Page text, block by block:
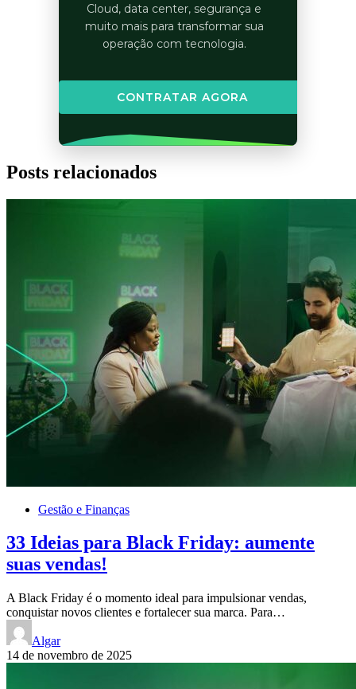
Cloud, data center, segurança e
muito mais para transformar sua
operação com tecnologia.
CONTRATAR AGORA
Posts relacionados
Gestão e Finanças
33 Ideias para Black Friday: aumente
suas vendas!
A Black Friday é o momento ideal para impulsionar vendas,
conquistar novos clientes e fortalecer sua marca. Para…
Algar
14 de novembro de 2025